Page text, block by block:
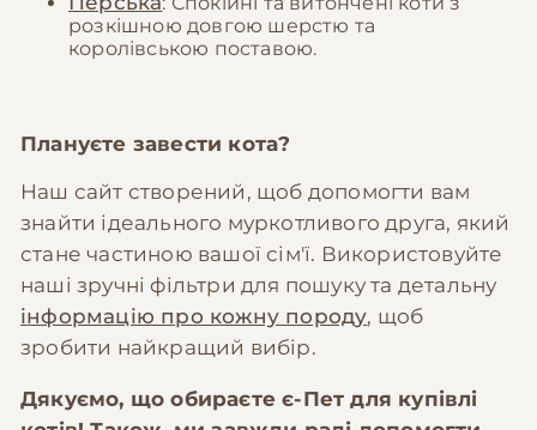
розкішною довгою шерстю та
королівською поставою.
Плануєте завести кота?
Наш сайт створений, щоб допомогти вам
знайти ідеального муркотливого друга, який
стане частиною вашої сім'ї. Використовуйте
наші зручні фільтри для пошуку та детальну
інформацію про кожну породу, щоб
зробити найкращий вибір.
Дякуємо, що обираєтеє-Пет для купівлі